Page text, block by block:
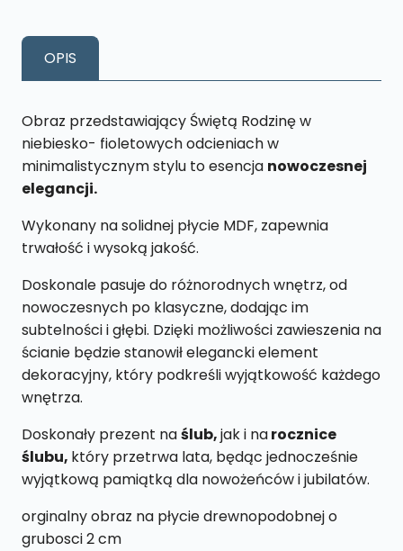
L29
43
cm
OPIS
Obraz przedstawiający Świętą Rodzinę w
niebiesko- fioletowych odcieniach w
minimalistycznym stylu to esencja nowoczesnej
elegancji.
Wykonany na solidnej płycie MDF, zapewnia
trwałość i wysoką jakość.
Doskonale pasuje do różnorodnych wnętrz, od
nowoczesnych po klasyczne, dodając im
subtelności i głębi. Dzięki możliwości zawieszenia na
ścianie będzie stanowił elegancki element
dekoracyjny, który podkreśli wyjątkowość każdego
wnętrza.
Doskonały prezent naślub,jak i narocznice
ślubu, który przetrwa lata, będąc jednocześnie
wyjątkową pamiątką dla nowożeńców i jubilatów.
orginalny obraz na płycie drewnopodobnej o
grubosci 2 cm